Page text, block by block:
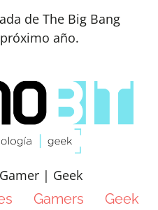
de The Big Bang
año.
| Geek
Gamers
Geek